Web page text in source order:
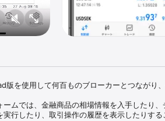
を使用して何百ものブローカーとつながり、
ームでは、金融商品の相場情報を入手したり
行したり、取引操作の履歴を表示したりする